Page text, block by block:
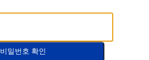
비밀번호 확인